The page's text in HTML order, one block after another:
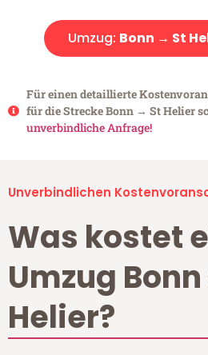
Umzug: Bonn → St
Für einen detaillierte
für die Strecke Bonn → St Helier
unverbindliche Anfrage!
Unverbindlichen
Was kostet
Umzug Bonn
Helier?